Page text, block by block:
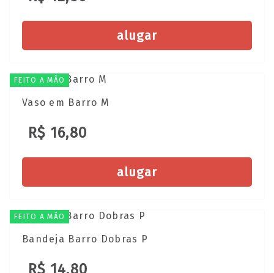
alugar
FEITO A MÃO
Vaso em Barro M
R$ 16,80
alugar
FEITO A MÃO
Bandeja Barro Dobras P
R$ 14,80